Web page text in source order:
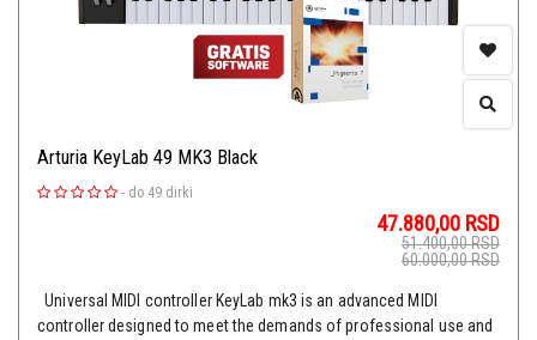
Arturia KeyLab 49 MK3 Black
- do 49 dirki
47.880,00 RSD
51.400,00RSD
60.000,00RSD
Universal MIDI controller KeyLab mk3 is an advanced MIDI
controller designed to meet the demands of professional use and